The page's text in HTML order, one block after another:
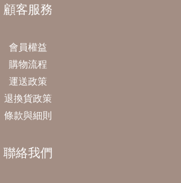
顧客服務
會員權益
購物流程
運送政策
退換貨政策
條款與細則
聯絡我們